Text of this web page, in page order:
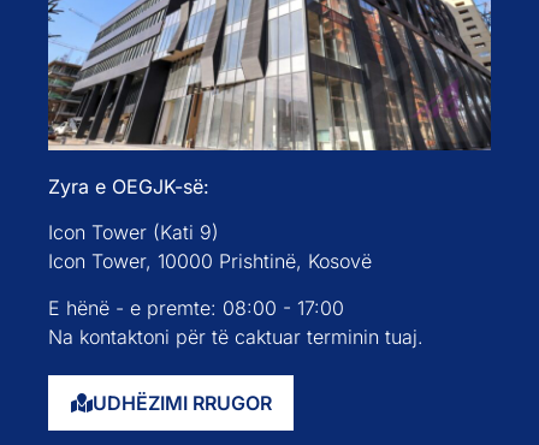
Zyra e OEGJK-së:
Icon Tower (Kati 9)
Icon Tower, 10000 Prishtinë, Kosovë
E hënë - e premte: 08:00 - 17:00
Na kontaktoni për të caktuar terminin tuaj.
UDHËZIMI RRUGOR